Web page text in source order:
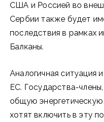
США и Россией во
Сербии также будет
последствия в рамках
Балканы.
Аналогичная ситуация
ЕС. Государства-
общую
хотят включить в эту